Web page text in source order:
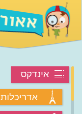
אינדקס
אדריכלות